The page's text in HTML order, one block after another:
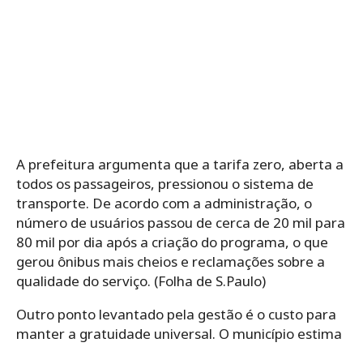
A prefeitura argumenta que a tarifa zero, aberta a
todos os passageiros, pressionou o sistema de
transporte. De acordo com a administração, o
número de usuários passou de cerca de 20 mil para
80 mil por dia após a criação do programa, o que
gerou ônibus mais cheios e reclamações sobre a
qualidade do serviço. (Folha de S.Paulo)
Outro ponto levantado pela gestão é o custo para
manter a gratuidade universal. O município estima